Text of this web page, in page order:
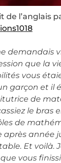
de l’anglais
demandais
que la
vous
garçon et il
de
le bras
de
après année
Et voilà.
vous